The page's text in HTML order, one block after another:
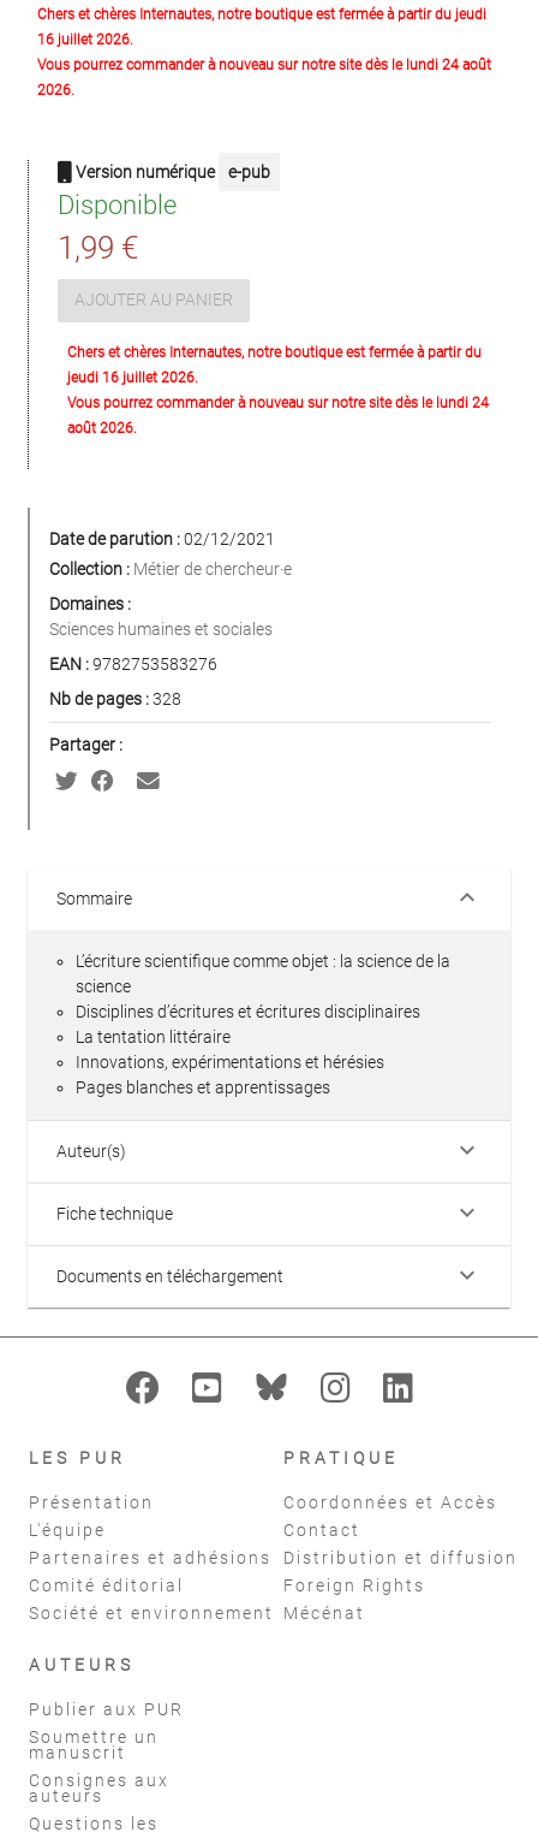
Chers et chères Internautes, notre boutique est fermée à partir du jeudi
16 juillet 2026.
Vous pourrez commander à nouveau sur notre site dès le lundi 24 août
2026.
Version numérique e-pub
Disponible
1,99 €
AJOUTER AU PANIER
Chers et chères Internautes, notre boutique est fermée à partir du
jeudi 16 juillet 2026.
Vous pourrez commander à nouveau sur notre site dès le lundi 24
août 2026.
Date de parution :02/12/2021
Collection : Métier de chercheur·e
Domaines :
Sciences humaines et sociales
EAN :9782753583276
Nb de pages :328
Partager :
Sommaire keyboard_arrow_down
L’écriture scientifique comme objet : la science de la
science
Disciplines d’écritures et écritures disciplinaires
La tentation littéraire
Innovations, expérimentations et hérésies
Pages blanches et apprentissages
Auteur(s) keyboard_arrow_down
Fiche technique keyboard_arrow_down
Documents en téléchargement keyboard_arrow_down
LES PUR
Présentation
L'équipe
Partenaires et adhésions
Comité éditorial
Société et environnement
PRATIQUE
Coordonnées et Accès
Contact
Distribution et diffusion
Foreign Rights
Mécénat
AUTEURS
Publier aux PUR
Soumettre un
manuscrit
Consignes aux
auteurs
Questions les